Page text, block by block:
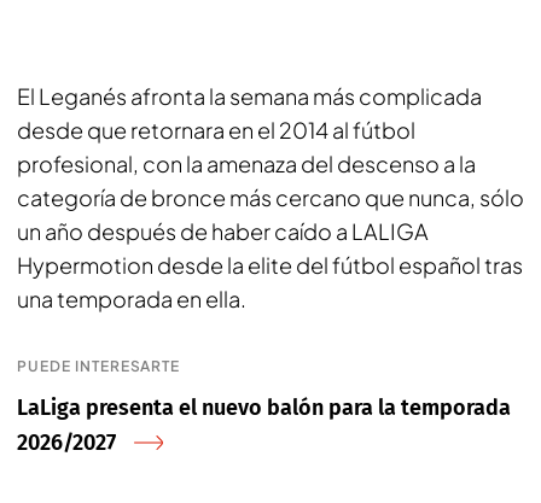
El Leganés afronta la semana más complicada
desde que retornara en el 2014 al fútbol
profesional, con la amenaza del descenso a la
categoría de bronce más cercano que nunca, sólo
un año después de haber caído a LALIGA
Hypermotion desde la elite del fútbol español tras
una temporada en ella.
PUEDE INTERESARTE
LaLiga presenta el nuevo balón para la temporada
2026/2027